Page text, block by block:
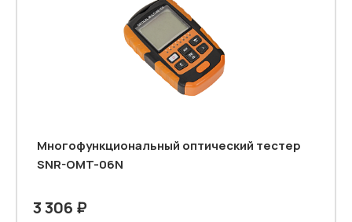
Многофункциональный оптический тестер
SNR-OMT-06N
3 306 ₽